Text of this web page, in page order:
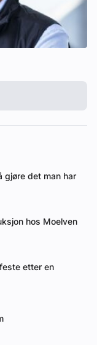
gjøre det man har
hos Moelven
etter en